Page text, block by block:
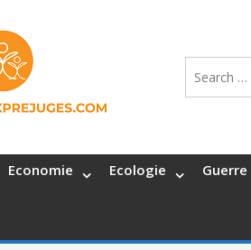
for:
Economie Ecologie Guerre